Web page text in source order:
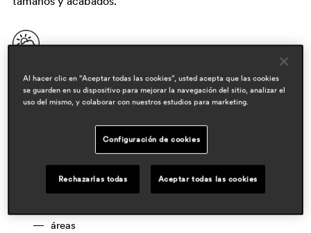
diseñadores
pedrali r&d
áreas
Al hacer clic en “Aceptar todas las cookies”, usted acepta que las cookies
se guarden en su dispositivo para mejorar la navegación del sitio, analizar el
uso del mismo, y colaborar con nuestros estudios para marketing.
Configuración de cookies
Rechazarlas todas Aceptar todas las cookies